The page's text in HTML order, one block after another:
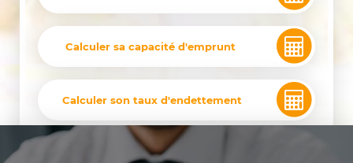
Calculer sa capacité d'emprunt
Calculer son taux d'endettement